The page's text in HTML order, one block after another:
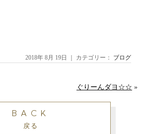
2018年 8月 19日 ｜ カテゴリー： ブログ
ぐりーんダヨ☆☆ »
BACK
戻る